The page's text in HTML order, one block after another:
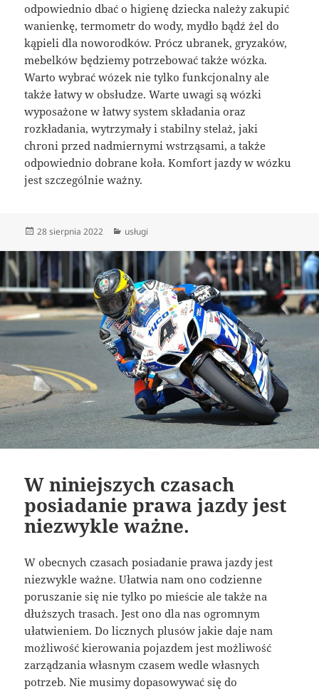
odpowiednio dbać o higienę dziecka należy zakupić
wanienkę, termometr do wody, mydło bądź żel do
kąpieli dla noworodków. Prócz ubranek, gryzaków,
mebelków będziemy potrzebować także wózka.
Warto wybrać wózek nie tylko funkcjonalny ale
także łatwy w obsłudze. Warte uwagi są wózki
wyposażone w łatwy system składania oraz
rozkładania, wytrzymały i stabilny stelaż, jaki
chroni przed nadmiernymi wstrząsami, a także
odpowiednio dobrane koła. Komfort jazdy w wózku
jest szczególnie ważny.
Data
28 sierpnia 2022 Kategorie
usługi
W niniejszych czasach
posiadanie prawa jazdy jest
niezwykle ważne.
W obecnych czasach posiadanie prawa jazdy jest
niezwykle ważne. Ułatwia nam ono codzienne
poruszanie się nie tylko po mieście ale także na
dłuższych trasach. Jest ono dla nas ogromnym
ułatwieniem. Do licznych plusów jakie daje nam
możliwość kierowania pojazdem jest możliwość
zarządzania własnym czasem wedle własnych
potrzeb. Nie musimy dopasowywać się do